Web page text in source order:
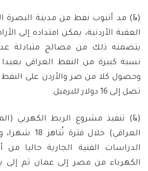
(&) مد أنبوب نفط من مدينة البصرة
العقبة الأردنية، يمكن امتداده إلى
يتضمنه ذلك من مصالح متبادلة
نسبة كبيرة من النفط العراقي
وحصول كلا من صر والأردن على النفط
تصل إلى 16 دولار للبرميل.
(&) تنفيذ مشروع الربط الكهربي
العراقي) خلال
الدراسات الفنية الجارية حاليا
الكهرباء من مصر إلى عمان ثم إلى